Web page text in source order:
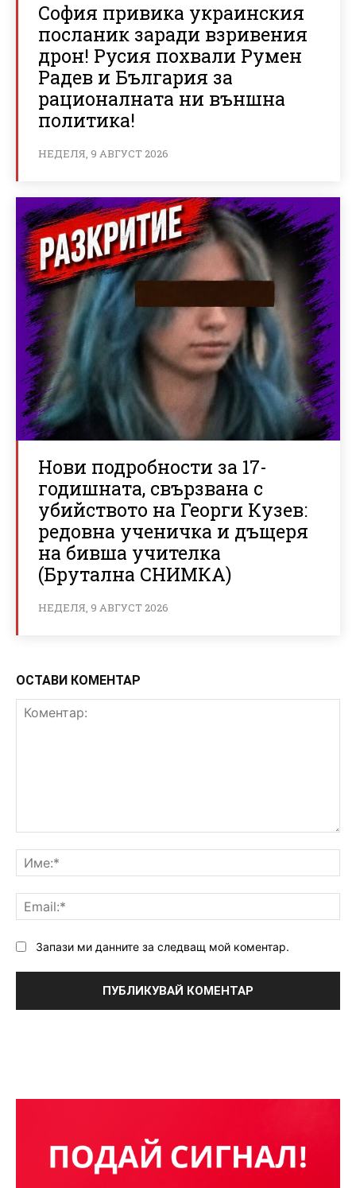
София привика украинския
посланик заради взривения
дрон! Русия похвали Румен
Радев и България за
рационалната ни външна
политика!
НЕДЕЛЯ, 9 АВГУСТ 2026
Нови подробности за 17-
годишната, свързвана с
убийството на Георги Кузев:
редовна ученичка и дъщеря
на бивша учителка
(Брутална СНИМКА)
НЕДЕЛЯ, 9 АВГУСТ 2026
ОСТАВИ КОМЕНТАР
Запази ми данните за следващ мой коментар.